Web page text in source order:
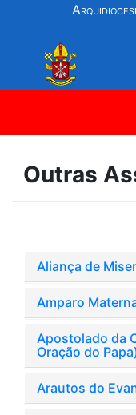
Outras
Aliança de
Amparo
Apostolado da
Oração do
Arautos do